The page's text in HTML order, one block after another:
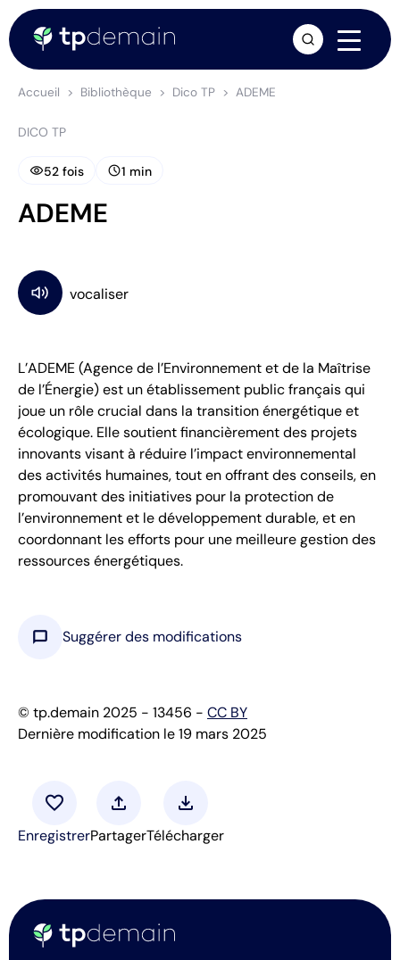
Accueil Bibliothèque Dico TP ADEME
DICO TP
visibility52 fois schedule1 min
ADEME
L’ADEME (Agence de l’Environnement et de la Maîtrise
de l’Énergie) est un établissement public français qui
joue un rôle crucial dans la transition énergétique et
écologique. Elle soutient financièrement des projets
innovants visant à réduire l’impact environnemental
des activités humaines, tout en offrant des conseils, en
promouvant des initiatives pour la protection de
l’environnement et le développement durable, et en
coordonnant les efforts pour une meilleure gestion des
ressources énergétiques.
chat_bubble Suggérer des modifications
© tp.demain 2025 - 13456 - CC BY
Dernière modification le 19 mars 2025
favorite
Enregistrer
upload
Partager
download
Télécharger
arrow_forward